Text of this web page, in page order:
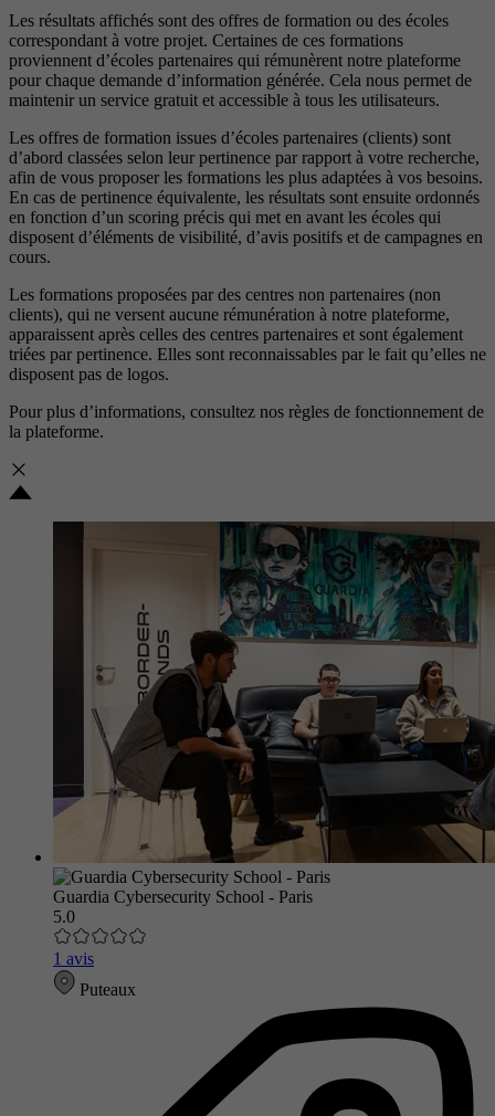
Les résultats affichés sont des offres de formation ou des écoles
correspondant à votre projet. Certaines de ces formations
proviennent d’écoles partenaires qui rémunèrent notre plateforme
pour chaque demande d’information générée. Cela nous permet de
maintenir un service gratuit et accessible à tous les utilisateurs.
Les offres de formation issues d’écoles partenaires (clients) sont
d’abord classées selon leur pertinence par rapport à votre recherche,
afin de vous proposer les formations les plus adaptées à vos besoins.
En cas de pertinence équivalente, les résultats sont ensuite ordonnés
en fonction d’un scoring précis qui met en avant les écoles qui
disposent d’éléments de visibilité, d’avis positifs et de campagnes en
cours.
Les formations proposées par des centres non partenaires (non
clients), qui ne versent aucune rémunération à notre plateforme,
apparaissent après celles des centres partenaires et sont également
triées par pertinence. Elles sont reconnaissables par le fait qu’elles ne
disposent pas de logos.
Pour plus d’informations, consultez nos règles de fonctionnement de
la plateforme.
Guardia Cybersecurity School - Paris
5.0
1 avis
Puteaux